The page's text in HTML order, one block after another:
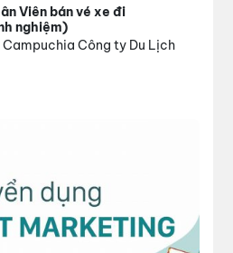
Viên bán vé xe đi
nghiệm)
Campuchia Công ty Du Lịch